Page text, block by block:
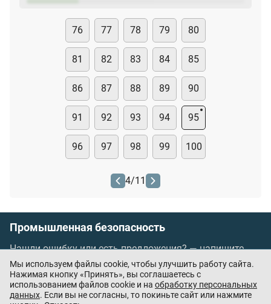
76 77 78 79 80
81 82 83 84 85
86 87 88 89 90
91 92 93 94 95
96 97 98 99 100
4/11
Промышленная безопасность
Нашли ошибку или есть предложения? —напишите
нам
Порядок проведения оплаты по банковским
картам/Цены/Оферта
Мы используем файлы cookie, чтобы улучшить работу сайта.
Нажимая кнопку «Принять», вы соглашаетесь с
использованием файлов cookie и на обработку персональных
данных. Если вы не согласны, то покиньте сайт или нажмите